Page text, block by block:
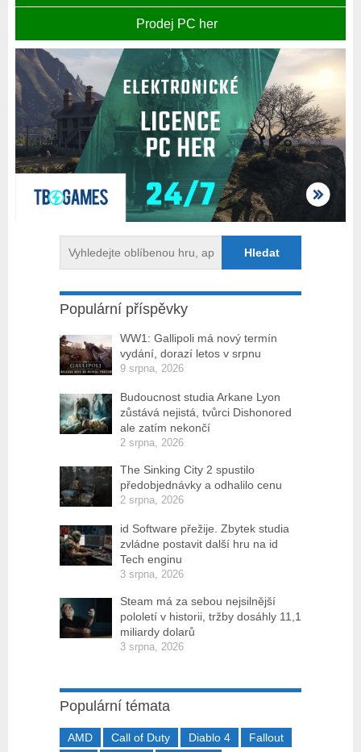
Prodej PC her
Populární příspěvky
WW1: Gallipoli má nový termín
vydání, dorazí letos v srpnu
9 srpna, 2026
Budoucnost studia Arkane Lyon
zůstává nejistá, tvůrci Dishonored
ale zatím nekončí
2 srpna, 2026
The Sinking City 2 spustilo
předobjednávky a odhalilo cenu
2 srpna, 2026
id Software přežije. Zbytek studia
zvládne postavit další hru na id
Tech enginu
3 srpna, 2026
Steam má za sebou nejsilnější
pololetí v historii, tržby dosáhly 11,1
miliardy dolarů
3 srpna, 2026
Populární témata
AMD Call of Duty Diablo 4
Fallout